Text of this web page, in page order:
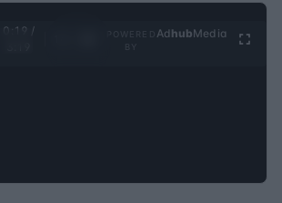
0:20 /
Ad hubMedia